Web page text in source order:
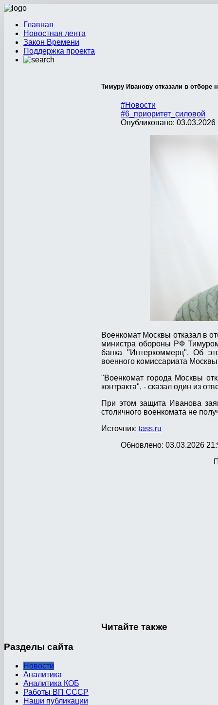
Главная
Новостная лента
Закон Времени
Поддержка проекта
Тимуру Иванову отказали в отборе
#Новости
#6_приоритет_силовой
Опубликовано: 03.03.2026
Военкомат Москвы отказал в
министра обороны РФ
банка "Интеркоммерц". Об
военного комиссариата
"Военкомат города Москвы
контракта", - сказал один из
При этом защита Иванова
столичного военкомата не
Источник: tass.ru
Обновлено: 03.03.2026
Читайте также
Разделы сайта
Новости
Аналитика
Аналитика КОБ
Работы ВП СССР
Наши публикации